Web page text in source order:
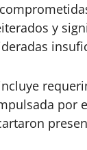
y
por